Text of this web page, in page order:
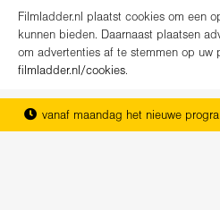
Filmladder.nl plaatst cookies om een
kunnen bieden. Daarnaast plaatsen
om advertenties af te stemmen op uw
filmladder.nl/cookies.
vanaf maandag het nieuwe
het complete